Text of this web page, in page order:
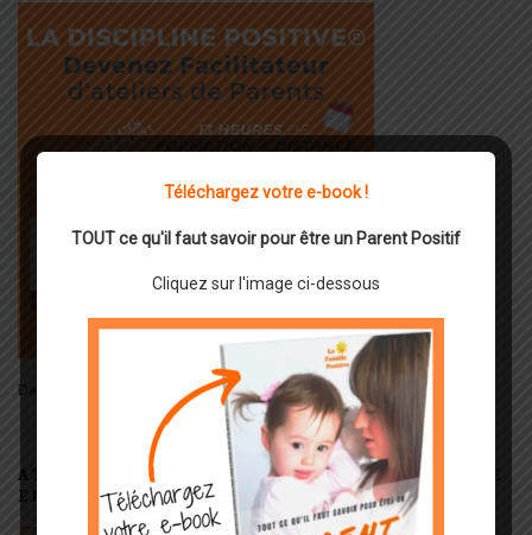
Dates, Programme, informations et inscriptions : Cliquez ICI
ATELIERS OFFICIELS DE DISCIPLINE POSITIVE
EN LIGNE : ILS SONT ENFIN DISPONIBLES !
Téléchargez votre e-book !
TOUT ce qu'il faut savoir pour être un Parent Positif
Cliquez sur l'image ci-dessous